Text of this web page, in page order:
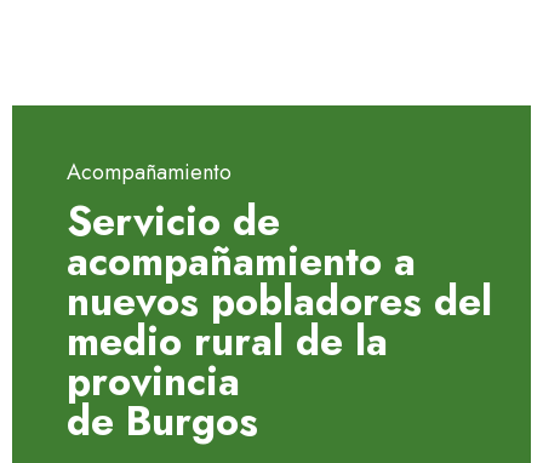
Acompañamiento
Servicio de
acompañamiento a
nuevos pobladores del
medio rural de la
provincia
de Burgos